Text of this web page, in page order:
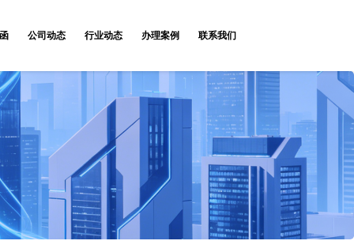
公司动态 行业动态 办理案例 联系我们